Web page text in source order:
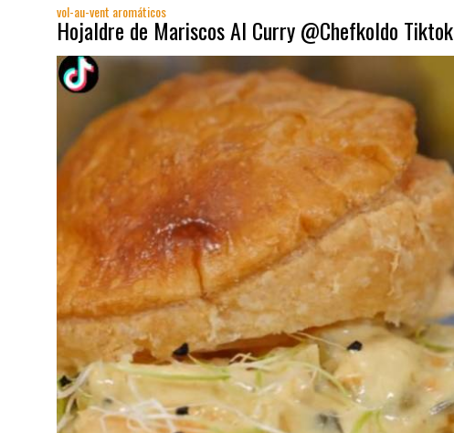
vol-au-vent aromáticos
Hojaldre de Mariscos Al Curry @Chefkoldo Tiktok